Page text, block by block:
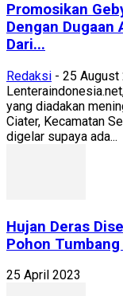
Promosikan
Dengan Dugaan
Dari...
Redaksi - 25 August
yang diadakan
Ciater, Kecamatan
digelar supaya ada...
Hujan Deras
Pohon
25 April 2023